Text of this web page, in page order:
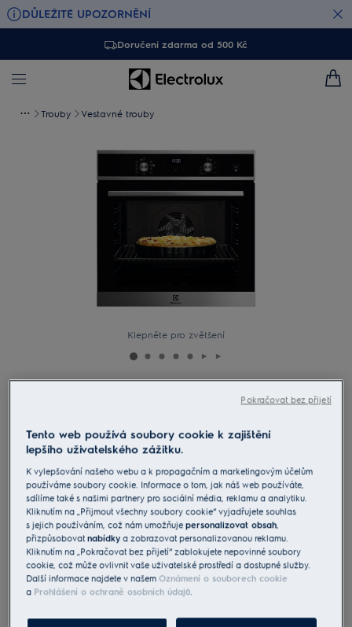
DŮLEŽITÉ UPOZORNĚNÍ
Doručení zdarma od 500 Kč
Trouby Vestavné trouby
Klepněte pro zvětšení
funkcí SteamBake
5 (146)
Informační list výrobku
Benefity
Technologie SteamBake vám pomáhá dosáhnout lepších výsledků
pečení.
SteamBake přidává páru pro lepší pečení.
Naše teplotní sonda měří spolehlivě teplotu uvnitř potravin.
Tento web používá soubory cookie k zajištění
lepšího uživatelského zážitku.
K vylepšování našeho webu a k propagačním a marketingovým účelům
používáme soubory cookie. Informace o tom, jak náš web používáte,
sdílíme také s našimi partnery pro sociální média, reklamu a analytiku.
Kliknutím na „Přijmout všechny soubory cookie“ vyjadřujete souhlas
s jejich používáním, což nám umožňujepersonalizovat obsah,
přizpůsobovatnabídky a zobrazovat personalizovanou reklamu.
Kliknutím na „Pokračovat bez přijetí“ zablokujete nepovinné soubory
cookie, což může ovlivnit vaše uživatelské prostředí a dostupné služby.
Další informace najdete v našemOznámení o souborech cookie
a Prohlášení o ochraně osobních údajů.
Pokračovat bez přijetí